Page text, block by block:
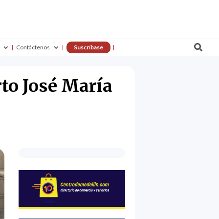
Contáctenos Suscríbase 
José María